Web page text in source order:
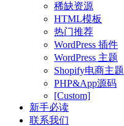
稀缺资源
HTML模板
热门推荐
WordPress 插件
WordPress 主题
Shopify电商主题
PHP&App源码
[Custom]
新手必读
联系我们